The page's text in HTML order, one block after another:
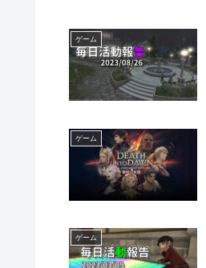
ゲーム
ゲーム
ゲーム